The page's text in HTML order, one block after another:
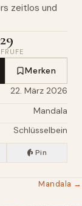
zeitlos und
29
Merken
22. März 2026
Mandala
Schlüsselbein
Pin
Mandala →